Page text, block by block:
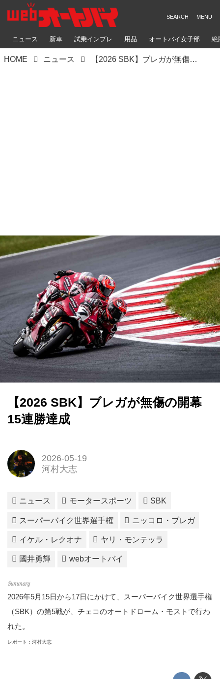
ニュース 新車 試乗インプレ 用品 オートバイ女子部 絶
HOME ニュース 【2026 SBK】ブレガが無傷の開幕15連勝達成
【2026 SBK】ブレガが無傷の開幕
15連勝達成
2026-05-19
河村大志
ニュース モータースポーツ SBK
スーパーバイク世界選手権 ニッコロ・ブレガ
イケル・レクオナ ヤリ・モンテッラ
國井勇輝 webオートバイ
2026年5月15日から17日にかけて、スーパーバイク世界選手権
（SBK）の第5戦が、チェコのオートドローム・モストで行わ
れた。
レポート：河村大志